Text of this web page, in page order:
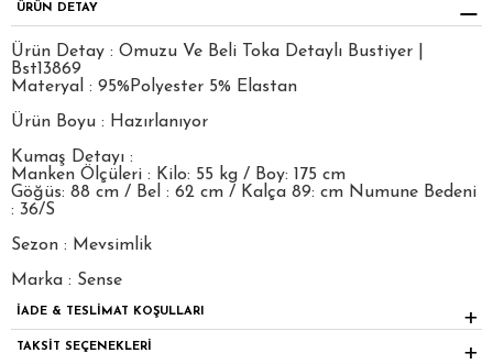
ÜRÜN DETAY
Ürün Detay : Omuzu Ve Beli Toka Detaylı Bustiyer |
Bst13869
Materyal : 95%Polyester 5% Elastan
Ürün Boyu : Hazırlanıyor
Kumaş Detayı :
Manken Ölçüleri : Kilo: 55 kg / Boy: 175 cm
Göğüs: 88 cm / Bel : 62 cm / Kalça 89: cm Numune Bedeni
: 36/S
Sezon : Mevsimlik
Marka : Sense
İADE & TESLİMAT KOŞULLARI
TAKSİT SEÇENEKLERİ